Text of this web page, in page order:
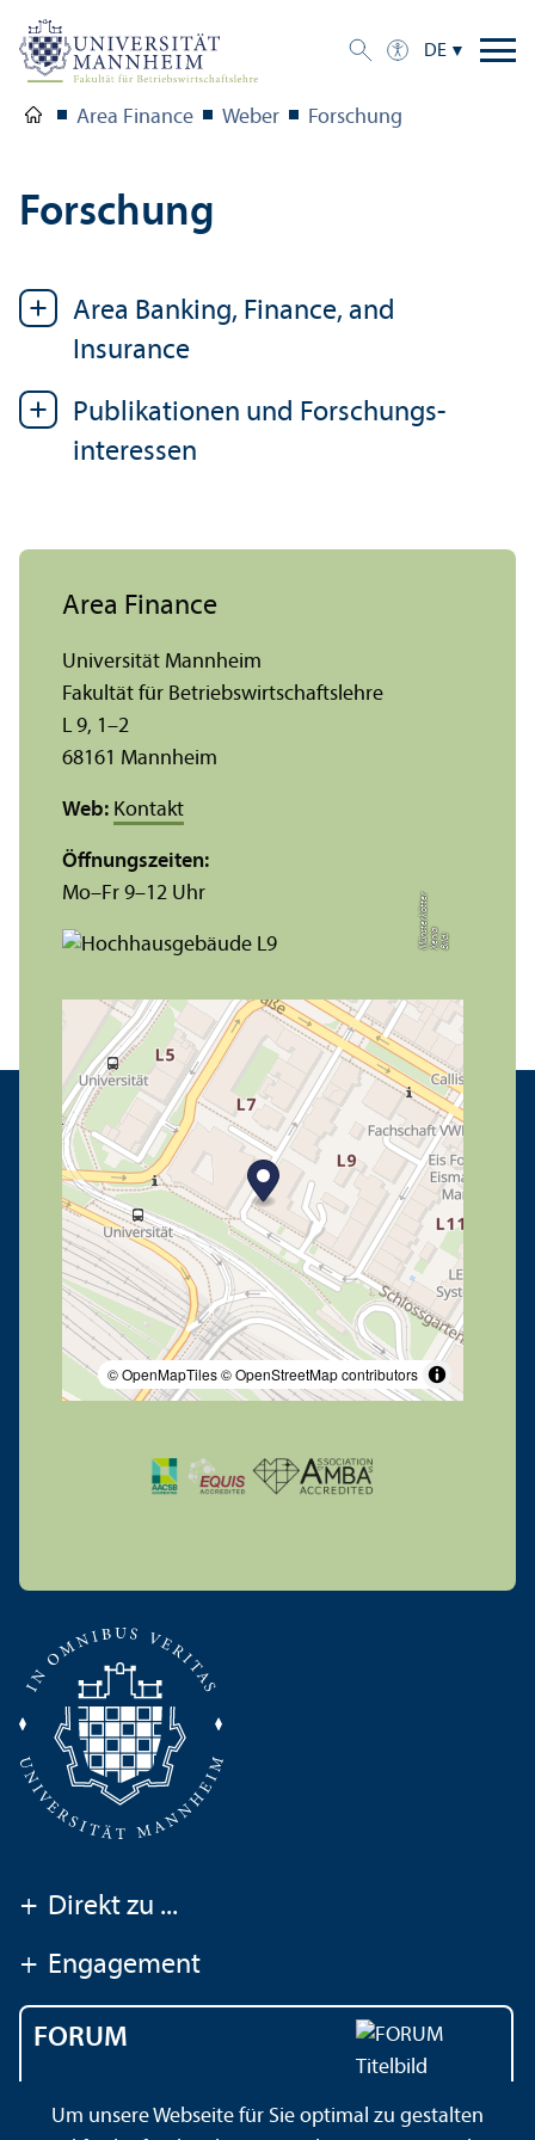
DE
Area Finance Weber Forschung
Forschung
Area Banking, Finance, and
Insurance
Publikationen und Forschungs­
interessen
Bil
d:
X
e
ni
aM
ü
n
s
te
r
k
ö
t
t
e
r
© OpenMapTiles© OpenStreetMap contributors
Area Finance
Universität Mannheim
Fakultät für Betriebs­wirtschafts­lehre
L 9, 1–2
68161 Mannheim
Web: Kontakt
Öffnungs­zeiten:
Mo–Fr 9–12 Uhr
+ Direkt zu ...
+ Engagement
FORUM
Universität Mannheim
Um unsere Webseite für Sie optimal zu gestalten